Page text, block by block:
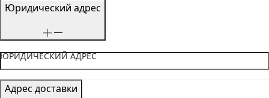
Юридический адрес
ЮРИДИЧЕСКИЙ АДРЕС
Адрес доставки